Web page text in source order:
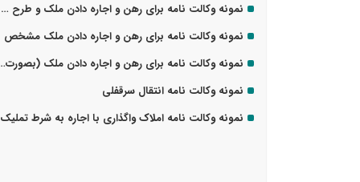
نمونه وکالت نامه برای رهن و اجاره دادن ملک و طرح دعوی
نمونه وکالت نامه برای رهن و اجاره دادن ملک مشخص
نمونه وکالت نامه برای رهن و اجاره دادن ملک (بصورت کلی)
نمونه وکالت نامه انتقال سرقفلی
نمونه وکالت نامه املاک واگذاری با اجاره به شرط تملیک